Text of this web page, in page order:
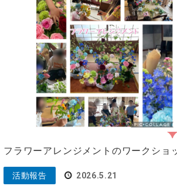
フラワーアレンジメントのワークショ
活動報告 2026.5.21